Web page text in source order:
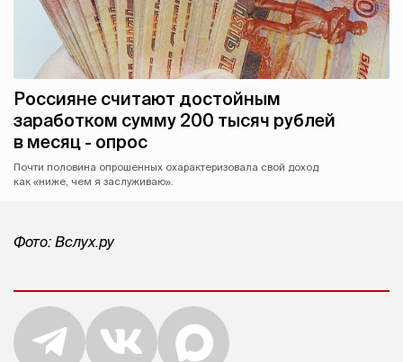
Россияне считают достойным
заработком сумму 200 тысяч рублей
в месяц - опрос
Почти половина опрошенных охарактеризовала свой доход
как «ниже, чем я заслуживаю».
Фото: Вслух.ру